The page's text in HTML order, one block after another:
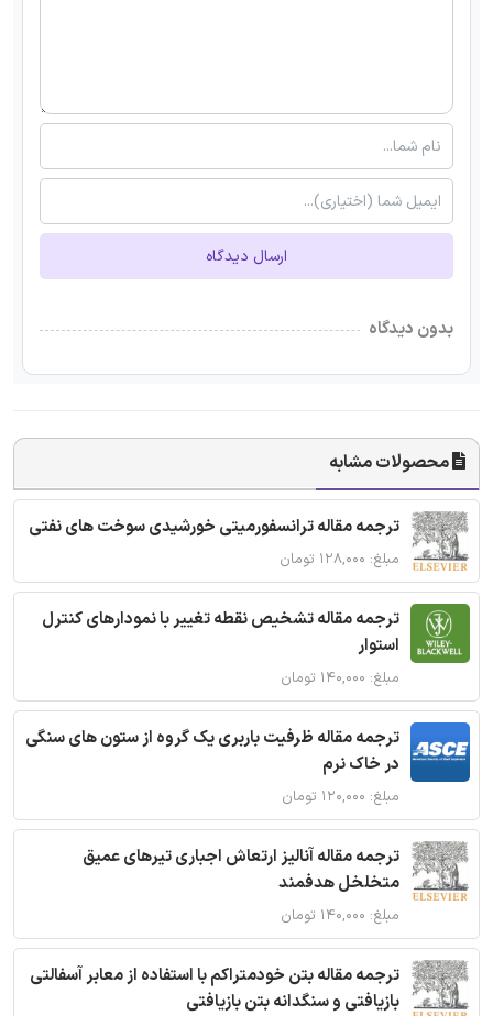
ارسال دیدگاه
بدون دیدگاه
محصولات مشابه
ترجمه مقاله ترانسفورمیتی خورشیدی سوخت های نفتی
مبلغ: ۱۲۸,۰۰۰ تومان
ترجمه مقاله تشخیص نقطه تغییر با نمودارهای کنترل
استوار
مبلغ: ۱۴۰,۰۰۰ تومان
ترجمه مقاله ظرفیت باربری یک گروه از ستون های سنگی
در خاک نرم
مبلغ: ۱۲۰,۰۰۰ تومان
ترجمه مقاله آنالیز ارتعاش اجباری تیرهای عمیق
متخلخل هدفمند
مبلغ: ۱۴۰,۰۰۰ تومان
ترجمه مقاله بتن خودمتراکم با استفاده از معابر آسفالتی
بازیافتی و سنگدانه بتن بازیافتی